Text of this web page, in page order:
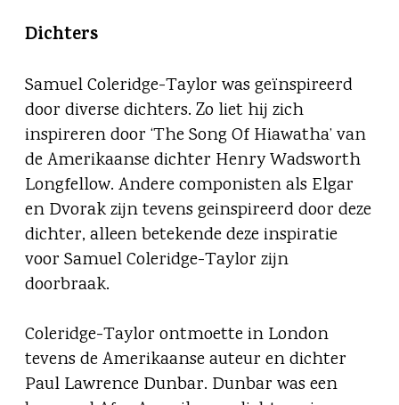
Dichters
Samuel Coleridge-Taylor was geïnspireerd
door diverse dichters. Zo liet hij zich
inspireren door ‘The Song Of Hiawatha’ van
de Amerikaanse dichter Henry Wadsworth
Longfellow. Andere componisten als Elgar
en Dvorak zijn tevens geinspireerd door deze
dichter, alleen betekende deze inspiratie
voor Samuel Coleridge-Taylor zijn
doorbraak.
Coleridge-Taylor ontmoette in London
tevens de Amerikaanse auteur en dichter
Paul Lawrence Dunbar. Dunbar was een